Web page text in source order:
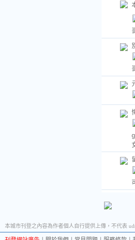
本城市刊登之內容為作者個人自行提供上傳，不代表